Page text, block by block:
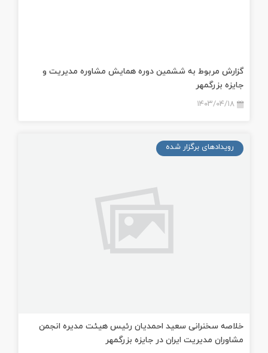
گزارش مربوط به ششمین دوره همایش مشاوره مدیریت و
جایزه بزرگمهر
۱۴۰۳/۰۴/۱۸
رویدادهای برگزار شده
خلاصه سخنرانی سعيد احمديان رئيس هيئت مديره انجمن
مشاوران مديريت ايران در جايزه بزرگمهر